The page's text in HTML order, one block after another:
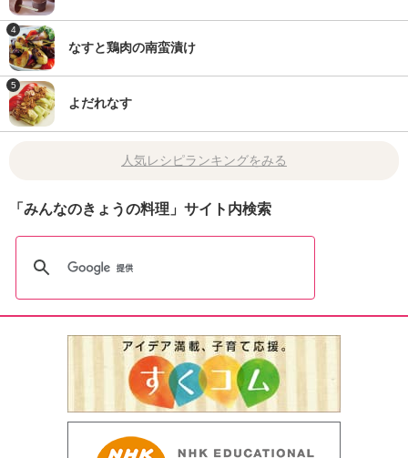
4
なすと鶏肉の南蛮漬け
5
よだれなす
人気レシピランキングをみる
「みんなのきょうの料理」サイト内検索